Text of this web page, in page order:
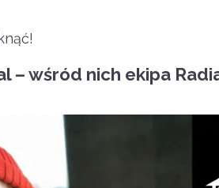
– wśród nich ekipa